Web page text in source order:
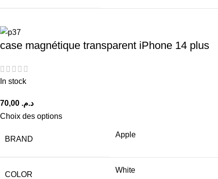
case magnétique transparent iPhone 14 plus
In stock
د.م.
Choix des options
BRAND
Apple
COLOR
White